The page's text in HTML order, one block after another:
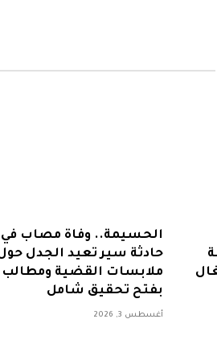
الحسيمة.. وفاة مصاب في
حادثة سير تعيد الجدل
ملابسات القضية ومطالب
بفتح تحقيق شامل
أغسطس 3, 2026